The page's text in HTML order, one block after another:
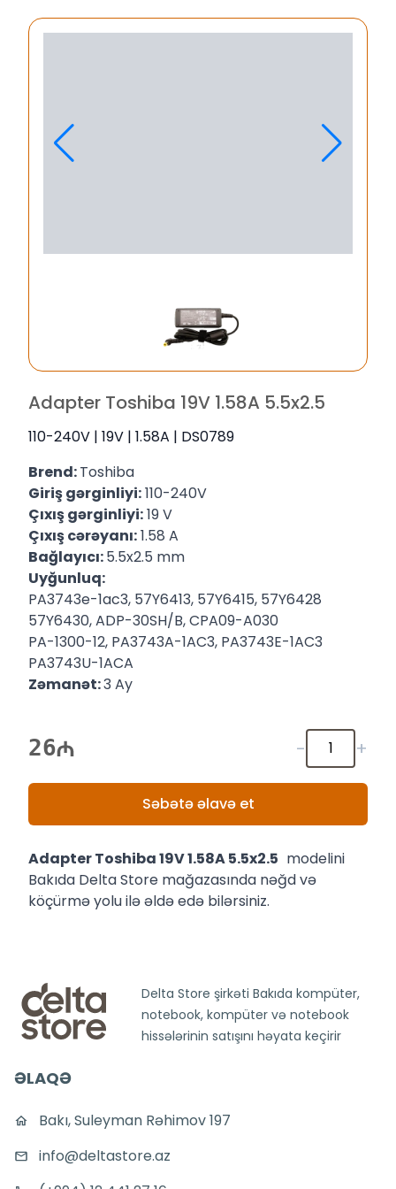
Adapter Toshiba 19V 1.58A 5.5x2.5
110-240V | 19V | 1.58A | DS0789
Brend:Toshiba
Giriş gərginliyi:110-240V
Çıxış gərginliyi:19 V
Çıxış cərəyanı:1.58 A
Bağlayıcı:5.5x2.5 mm
Uyğunluq:
PA3743e-1ac3, 57Y6413, 57Y6415, 57Y6428
57Y6430, ADP-30SH/B, CPA09-A030
PA-1300-12, PA3743A-1AC3, PA3743E-1AC3
PA3743U-1ACA
Zəmanət:3 Ay
26 - +
Səbətə əlavə et
Adapter Toshiba 19V 1.58A 5.5x2.5 modelini
Bakıda Delta Store mağazasında nəğd və
köçürmə yolu ilə əldə edə bilərsiniz.
Delta Store şirkəti Bakıda kompüter,
notebook, kompüter və notebook
hissələrinin satışını həyata keçirir
ƏLAQƏ
Bakı, Suleyman Rəhimov 197
info@deltastore.az